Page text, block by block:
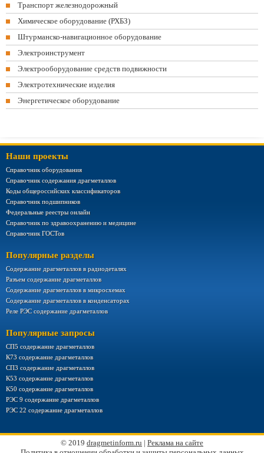
Транспорт железнодорожный
Химическое оборудование (РХБЗ)
Штурманско-навигационное оборудование
Электроинструмент
Электрооборудование средств подвижности
Электротехнические изделия
Энергетическое оборудование
Наши проекты
Справочник оборудования
Справочник содержания драгметаллов
Коды общероссийских классификаторов
Справочник подшипников
Федеральные реестры онлайн
Справочник по здравоохранению и медицине
Справочник ГОСТов
Популярные разделы
Содержание драгметаллов в радиодеталях
Разъем содержание драгметаллов
Содержание драгметаллов в микросхемах
Содержание драгметаллов в конденсаторах
Реле РЭС содержание драгметаллов
Популярные запросы
СП5 содержание драгметаллов
К73 содержание драгметаллов
СП3 содержание драгметаллов
К53 содержание драгметаллов
К50 содержание драгметаллов
РЭС 9 содержание драгметаллов
РЭС 22 содержание драгметаллов
© 2019 dragmetinform.ru | Реклама на сайте